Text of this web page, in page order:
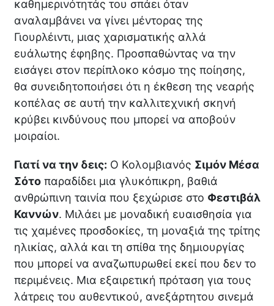
καθημερινότητάς του σπάει όταν
αναλαμβάνει να γίνει μέντορας της
Γιουρλέιντι, μιας χαρισματικής αλλά
ευάλωτης έφηβης. Προσπαθώντας να την
εισάγει στον περίπλοκο κόσμο της ποίησης,
θα συνειδητοποιήσει ότι η έκθεση της νεαρής
κοπέλας σε αυτή την καλλιτεχνική σκηνή
κρύβει κινδύνους που μπορεί να αποβούν
μοιραίοι.
Γιατί να την δεις: Ο Κολομβιανός Σιμόν Μέσα
Σότοπαραδίδει μια γλυκόπικρη, βαθιά
ανθρώπινη ταινία που ξεχώρισε στο Φεστιβάλ
Καννών. Μιλάει με μοναδική ευαισθησία για
τις χαμένες προσδοκίες, τη μοναξιά της τρίτης
ηλικίας, αλλά και τη σπίθα της δημιουργίας
που μπορεί να αναζωπυρωθεί εκεί που δεν το
περιμένεις. Μια εξαιρετική πρόταση για τους
λάτρεις του αυθεντικού, ανεξάρτητου σινεμά